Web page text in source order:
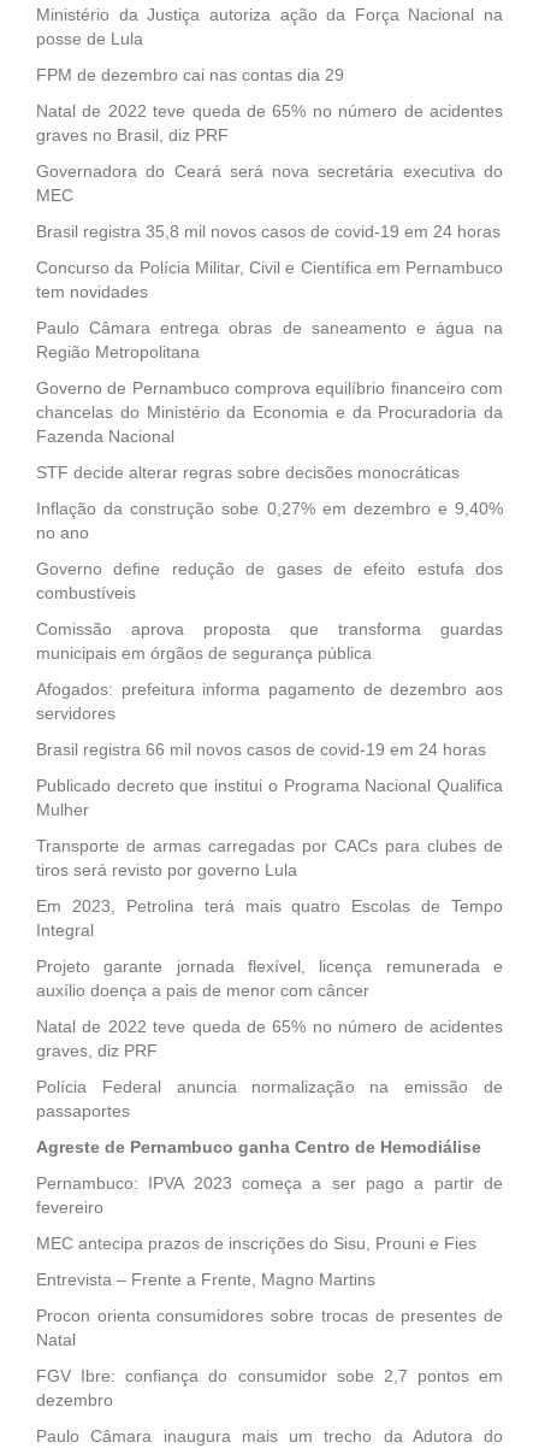
Ministério da Justiça autoriza ação da Força Nacional na
posse de Lula
FPM de dezembro cai nas contas dia 29
Natal de 2022 teve queda de 65% no número de acidentes
graves no Brasil, diz PRF
Governadora do Ceará será nova secretária executiva do
MEC
Brasil registra 35,8 mil novos casos de covid-19 em 24 horas
Concurso da Polícia Militar, Civil e Científica em Pernambuco
tem novidades
Paulo Câmara entrega obras de saneamento e água na
Região Metropolitana
Governo de Pernambuco comprova equilíbrio financeiro com
chancelas do Ministério da Economia e da Procuradoria da
Fazenda Nacional
STF decide alterar regras sobre decisões monocráticas
Inflação da construção sobe 0,27% em dezembro e 9,40%
no ano
Governo define redução de gases de efeito estufa dos
combustíveis
Comissão aprova proposta que transforma guardas
municipais em órgãos de segurança pública
Afogados: prefeitura informa pagamento de dezembro aos
servidores
Brasil registra 66 mil novos casos de covid-19 em 24 horas
Publicado decreto que institui o Programa Nacional Qualifica
Mulher
Transporte de armas carregadas por CACs para clubes de
tiros será revisto por governo Lula
Em 2023, Petrolina terá mais quatro Escolas de Tempo
Integral
Projeto garante jornada flexível, licença remunerada e
auxílio doença a pais de menor com câncer
Natal de 2022 teve queda de 65% no número de acidentes
graves, diz PRF
Polícia Federal anuncia normalização na emissão de
passaportes
Agreste de Pernambuco ganha Centro de Hemodiálise
Pernambuco: IPVA 2023 começa a ser pago a partir de
fevereiro
MEC antecipa prazos de inscrições do Sisu, Prouni e Fies
Entrevista – Frente a Frente, Magno Martins
Procon orienta consumidores sobre trocas de presentes de
Natal
FGV Ibre: confiança do consumidor sobe 2,7 pontos em
dezembro
Paulo Câmara inaugura mais um trecho da Adutora do